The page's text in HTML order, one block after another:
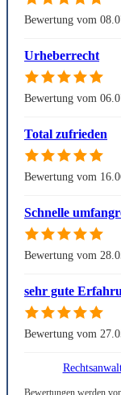
Bewertung vom
Urheberrecht
Bewertung vom
Total zufrieden
Bewertung vom
Schnelle
Bewertung vom
sehr gute
Bewertung vom
Bewertungen werden